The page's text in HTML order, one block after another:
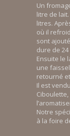
Un
litre de
litres.
où il
sont
dure de 24
Ensuite le
une
retourné
Il est
Notre
à la foire